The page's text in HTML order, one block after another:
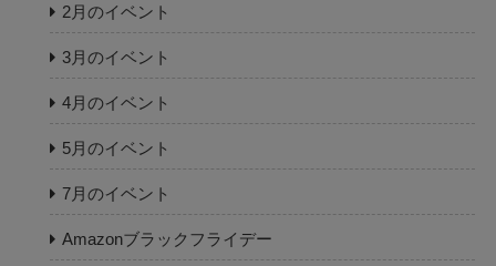
2月のイベント
3月のイベント
4月のイベント
5月のイベント
7月のイベント
Amazonブラックフライデー